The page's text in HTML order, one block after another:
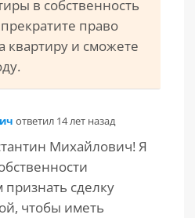
в собственность
право
квартиру и сможете
ответил 14 лет назад
Михайлович! Я
сделку
чтобы иметь